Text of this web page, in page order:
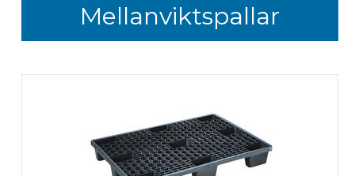
Mellanviktspallar